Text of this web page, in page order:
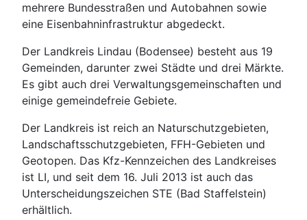
mehrere Bundesstraßen und Autobahnen sowie
eine Eisenbahninfrastruktur abgedeckt.
Der Landkreis Lindau (Bodensee) besteht aus 19
Gemeinden, darunter zwei Städte und drei Märkte.
Es gibt auch drei Verwaltungsgemeinschaften und
einige gemeindefreie Gebiete.
Der Landkreis ist reich an Naturschutzgebieten,
Landschaftsschutzgebieten, FFH-Gebieten und
Geotopen. Das Kfz-Kennzeichen des Landkreises
ist LI, und seit dem 16. Juli 2013 ist auch das
Unterscheidungszeichen STE (Bad Staffelstein)
erhältlich.